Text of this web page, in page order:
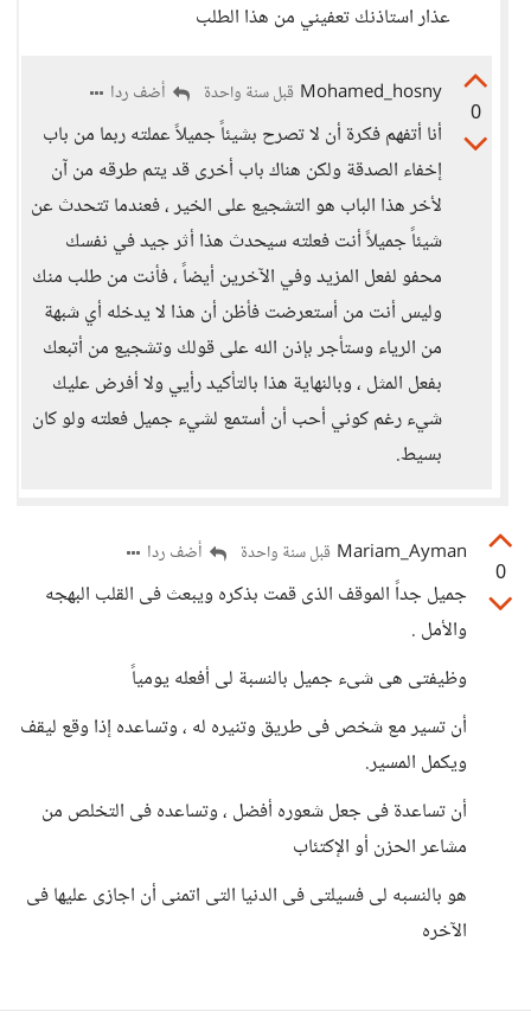
عذار استاذنك تعفيني من هذا الطلب
0
Mohamed_hosny قبل سنة واحدة أضف ردا
أنا أتفهم فكرة أن لا تصرح بشيئاً جميلاً عملته ربما من باب
إخفاء الصدقة ولكن هناك باب أخرى قد يتم طرقه من آن
لأخر هذا الباب هو التشجيع على الخير ، فعندما تتحدث عن
شيئاً جميلاً أنت فعلته سيحدث هذا أثر جيد في نفسك
محفو لفعل المزيد وفي الآخرين أيضاً ، فأنت من طلب منك
وليس أنت من أستعرضت فأظن أن هذا لا يدخله أي شبهة
من الرياء وستأجر بإذن الله على قولك وتشجيع من أتبعك
بفعل المثل ، وبالنهاية هذا بالتأكيد رأيي ولا أفرض عليك
شيء رغم كوني أحب أن أستمع لشيء جميل فعلته ولو كان
بسيط.
0
Mariam_Ayman قبل سنة واحدة أضف ردا
جميل جداً الموقف الذى قمت بذكره ويبعث فى القلب البهجه
والأمل .
وظيفتى هى شىء جميل بالنسبة لى أفعله يومياً
أن تسير مع شخص فى طريق وتنيره له ، وتساعده إذا وقع ليقف
ويكمل المسير.
أن تساعدة فى جعل شعوره أفضل ، وتساعده فى التخلص من
مشاعر الحزن أو الإكتئاب
هو بالنسبه لى فسيلتى فى الدنيا التى اتمنى أن اجازى عليها فى
الآخره